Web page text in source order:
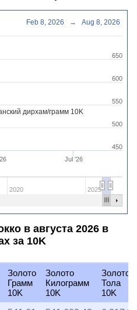
дирхам/грамм 10K
Jul '26
2020 2025
450
500
550
600
650
Feb 8, 2026 → Aug 8, 2026
в августа 2026 в
за 10K
Золото
Грамм
10K
Золото
Килограмм
10K
Золото
Тола
10K